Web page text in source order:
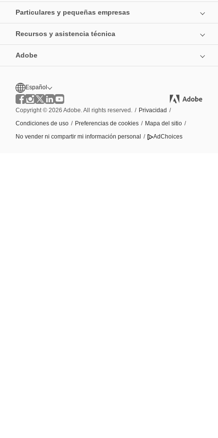
Particulares y pequeñas empresas
Recursos y asistencia técnica
Adobe
Español
Copyright © 2026 Adobe. All rights reserved. / Privacidad /
Condiciones de uso / Preferencias de cookies / Mapa del sitio /
No vender ni compartir mi información personal / AdChoices